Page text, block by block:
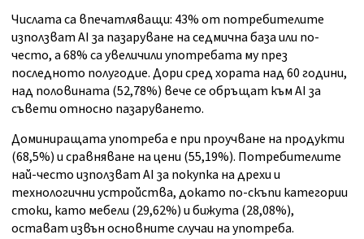
Числата са впечатляващи: 43% от потребителите
използват AI за пазаруване на седмична база или по-
често, а 68% са увеличили употребата му през
последното полугодие. Дори сред хората над 60 години,
над половината (52,78%) вече се обръщат към AI за
съвети относно пазаруването.
Доминиращата употреба е при проучване на продукти
(68,5%) и сравняване на цени (55,19%). Потребителите
най-често използват AI за покупка на дрехи и
технологични устройства, докато по-скъпи категории
стоки, като мебели (29,62%) и бижута (28,08%),
остават извън основните случаи на употреба.